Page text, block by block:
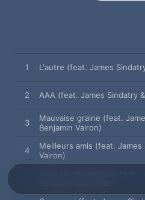
1 L'autre (feat. James
2 AAA (feat. James Sindatry
3
Mauvaise graine (feat.
Benjamin Vairon)
4
Meilleurs amis (feat. James
Vairon)